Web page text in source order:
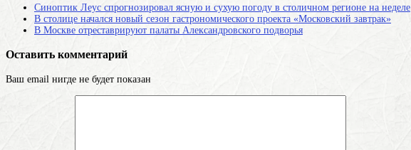
Синоптик Леус спрогнозировал ясную и сухую погоду в столичном регионе на неделе
В столице начался новый сезон гастрономического проекта «Московский завтрак»
В Москве отреставрируют палаты Александровского подворья
Оставить комментарий
Ваш email нигде не будет показан